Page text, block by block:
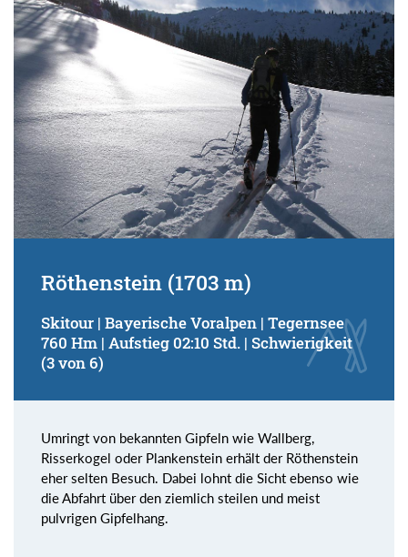
Röthenstein (1703 m)
Skitour | Bayerische Voralpen | Tegernsee
760 Hm | Aufstieg 02:10 Std. | Schwierigkeit
(3 von 6)
Umringt von bekannten Gipfeln wie Wallberg,
Risserkogel oder Plankenstein erhält der Röthenstein
eher selten Besuch. Dabei lohnt die Sicht ebenso wie
die Abfahrt über den ziemlich steilen und meist
pulvrigen Gipfelhang.